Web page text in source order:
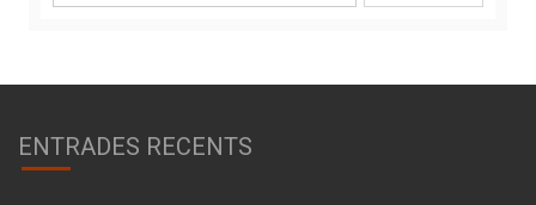
ENTRADES RECENTS